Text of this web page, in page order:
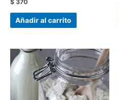
$ 370
Añadir al carrito